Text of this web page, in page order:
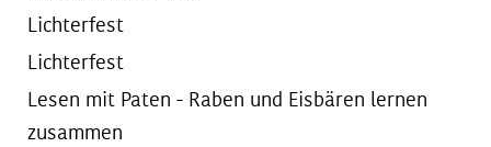
Lichterfest
Lichterfest
Lesen mit Paten - Raben und Eisbären lernen
zusammen